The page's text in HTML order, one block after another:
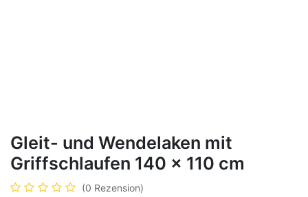
Gleit- und Wendelaken mit
Griffschlaufen 140 x 110 cm
(0 Rezension)